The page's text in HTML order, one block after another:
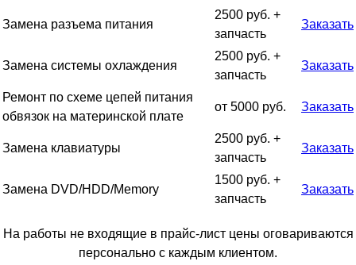
Замена разъема питания
2500 руб. +
запчасть
Заказать
Замена системы охлаждения
2500 руб. +
запчасть
Заказать
Ремонт по схеме цепей питания
обвязок на материнской плате
от 5000 руб. Заказать
Замена клавиатуры
2500 руб. +
запчасть
Заказать
Замена DVD/HDD/Memory
1500 руб. +
запчасть
Заказать
На работы не входящие в прайс-лист цены оговариваются
персонально с каждым клиентом.